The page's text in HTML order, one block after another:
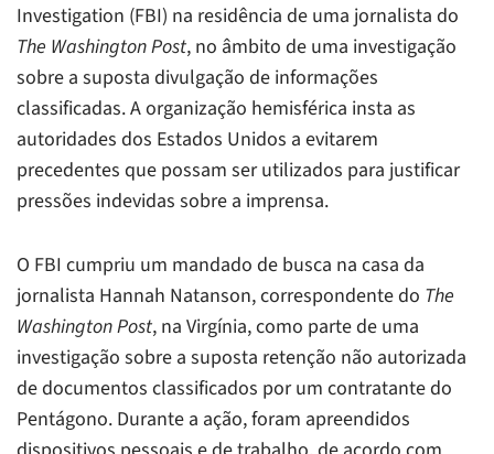
Investigation (FBI) na residência de uma jornalista do
The Washington Post, no âmbito de uma investigação
sobre a suposta divulgação de informações
classificadas. A organização hemisférica insta as
autoridades dos Estados Unidos a evitarem
precedentes que possam ser utilizados para justificar
pressões indevidas sobre a imprensa.
O FBI cumpriu um mandado de busca na casa da
jornalista Hannah Natanson, correspondente do The
Washington Post, na Virgínia, como parte de uma
investigação sobre a suposta retenção não autorizada
de documentos classificados por um contratante do
Pentágono. Durante a ação, foram apreendidos